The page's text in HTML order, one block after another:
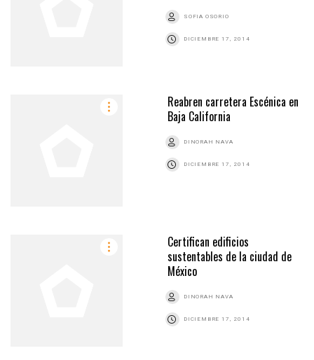
SOFIA OSORIO
DICIEMBRE 17, 2014
Reabren carretera Escénica en
Baja California
DINORAH NAVA
DICIEMBRE 17, 2014
Certifican edificios
sustentables de la ciudad de
México
DINORAH NAVA
DICIEMBRE 17, 2014